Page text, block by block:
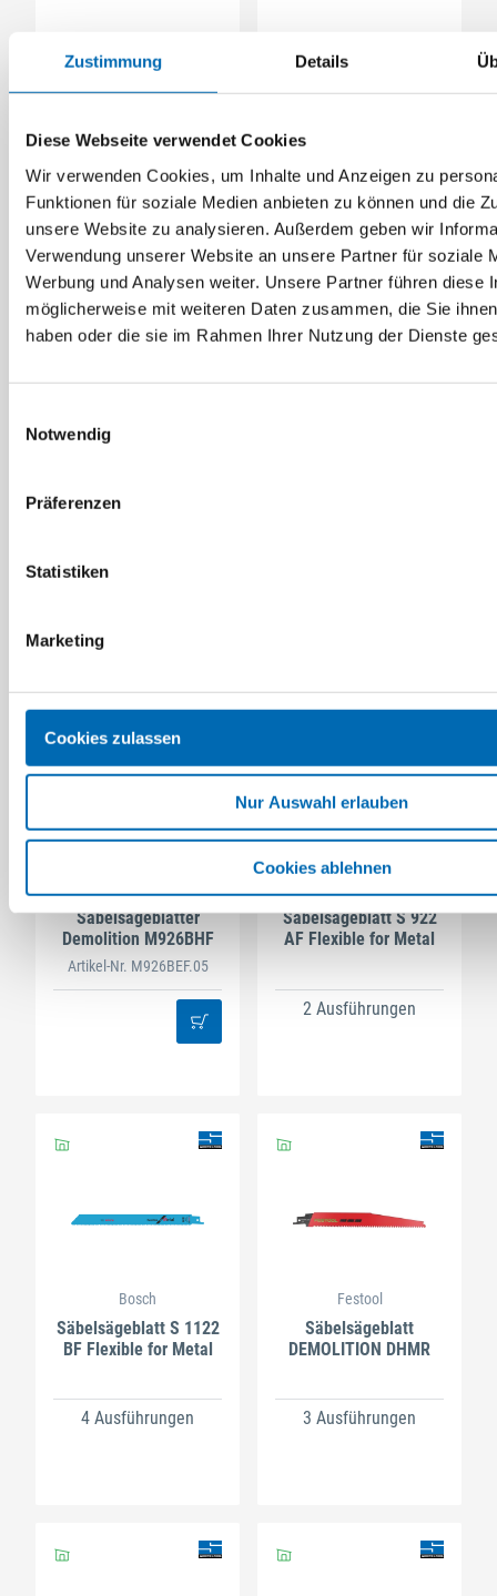
Zustimmung Details
Diese Webseite verwendet Cookies
Wir verwenden Cookies, um Inhalte und Anzeigen zu
Funktionen für soziale Medien anbieten zu können und die
unsere Website zu analysieren. Außerdem geben wir
Verwendung unserer Website an unsere Partner für soziale
Werbung und Analysen weiter. Unsere Partner führen diese
möglicherweise mit weiteren Daten zusammen, die Sie
haben oder die sie im Rahmen Ihrer Nutzung der Dienste
Notwendig
Präferenzen
Statistiken
Marketing
Cookies zulassen
Nur Auswahl erlauben
Cookies ablehnen
STAHLHÄRTER
HM-Säbelsägeblatt 10
Longlife HM1289
2 Ausführungen
STAHLHÄRTER
HM-Säbelsägeblatt
Stahl-Metall Longlife
2 Ausführungen
HM-Säbelsägeblatt 10
Säbelsägeblätter
Demolition M926BHF
Artikel-Nr. M926BEF.05
Säbelsägeblatt S 922
AF Flexible for Metal
2 Ausführungen
Bosch
Säbelsägeblatt S 1122
BF Flexible for Metal
4 Ausführungen
Festool
Säbelsägeblatt
DEMOLITION DHMR
3 Ausführungen